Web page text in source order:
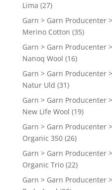
Lima (27)
Garn > Garn Producenter
Merino Cotton (35)
Garn > Garn Producenter
Nanoq Wool (16)
Garn > Garn Producenter
Natur Uld (31)
Garn > Garn Producenter
New Life Wool (19)
Garn > Garn Producenter
Organic 350 (26)
Garn > Garn Producenter
Organic Trio (22)
Garn > Garn Producenter